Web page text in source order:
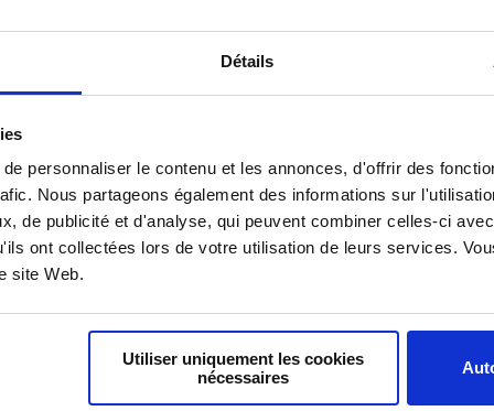
Détails
personnaliser le contenu et les annonces, d'offrir des
Nous partageons également des informations sur
de publicité et d'analyse, qui peuvent combiner celles-ci
ont collectées lors de votre utilisation de leurs services.
site Web.
Utiliser uniquement les cookies
nécessaires
son sujet de thèse.
ma première venue à la Halte quand
c’était l’instance éthique que tu as
à l’instance, ça c’était notre
intervention lors d’une conférence en
de la protection de soi des personnes.
éthique et conférence) qu’on a